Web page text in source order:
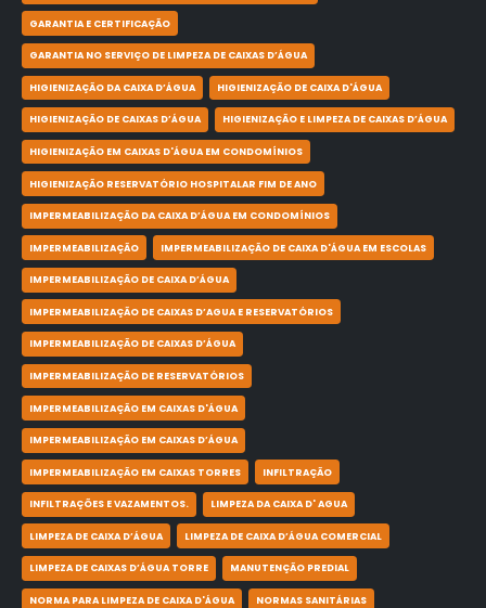
GARANTIA E CERTIFICAÇÃO
GARANTIA NO SERVIÇO DE LIMPEZA DE CAIXAS D’ÁGUA
HIGIENIZAÇÃO DA CAIXA D’ÁGUA HIGIENIZAÇÃO DE CAIXA D'ÁGUA
HIGIENIZAÇÃO DE CAIXAS D’ÁGUA HIGIENIZAÇÃO E LIMPEZA DE CAIXAS D’ÁGUA
HIGIENIZAÇÃO EM CAIXAS D'ÁGUA EM CONDOMÍNIOS
HIGIENIZAÇÃO RESERVATÓRIO HOSPITALAR FIM DE ANO
IMPERMEABILIZAÇÃO DA CAIXA D’ÁGUA EM CONDOMÍNIOS
IMPERMEABILIZAÇÃO IMPERMEABILIZAÇÃO DE CAIXA D'ÁGUA EM ESCOLAS
IMPERMEABILIZAÇÃO DE CAIXA D’ÁGUA
IMPERMEABILIZAÇÃO DE CAIXAS D’AGUA E RESERVATÓRIOS
IMPERMEABILIZAÇÃO DE CAIXAS D’ÁGUA
IMPERMEABILIZAÇÃO DE RESERVATÓRIOS
IMPERMEABILIZAÇÃO EM CAIXAS D'ÁGUA
IMPERMEABILIZAÇÃO EM CAIXAS D’ÁGUA
IMPERMEABILIZAÇÃO EM CAIXAS TORRES INFILTRAÇÃO
INFILTRAÇÕES E VAZAMENTOS. LIMPEZA DA CAIXA D' AGUA
LIMPEZA DE CAIXA D’ÁGUA LIMPEZA DE CAIXA D’ÁGUA COMERCIAL
LIMPEZA DE CAIXAS D’ÁGUA TORRE MANUTENÇÃO PREDIAL
NORMA PARA LIMPEZA DE CAIXA D'ÁGUA NORMAS SANITÁRIAS